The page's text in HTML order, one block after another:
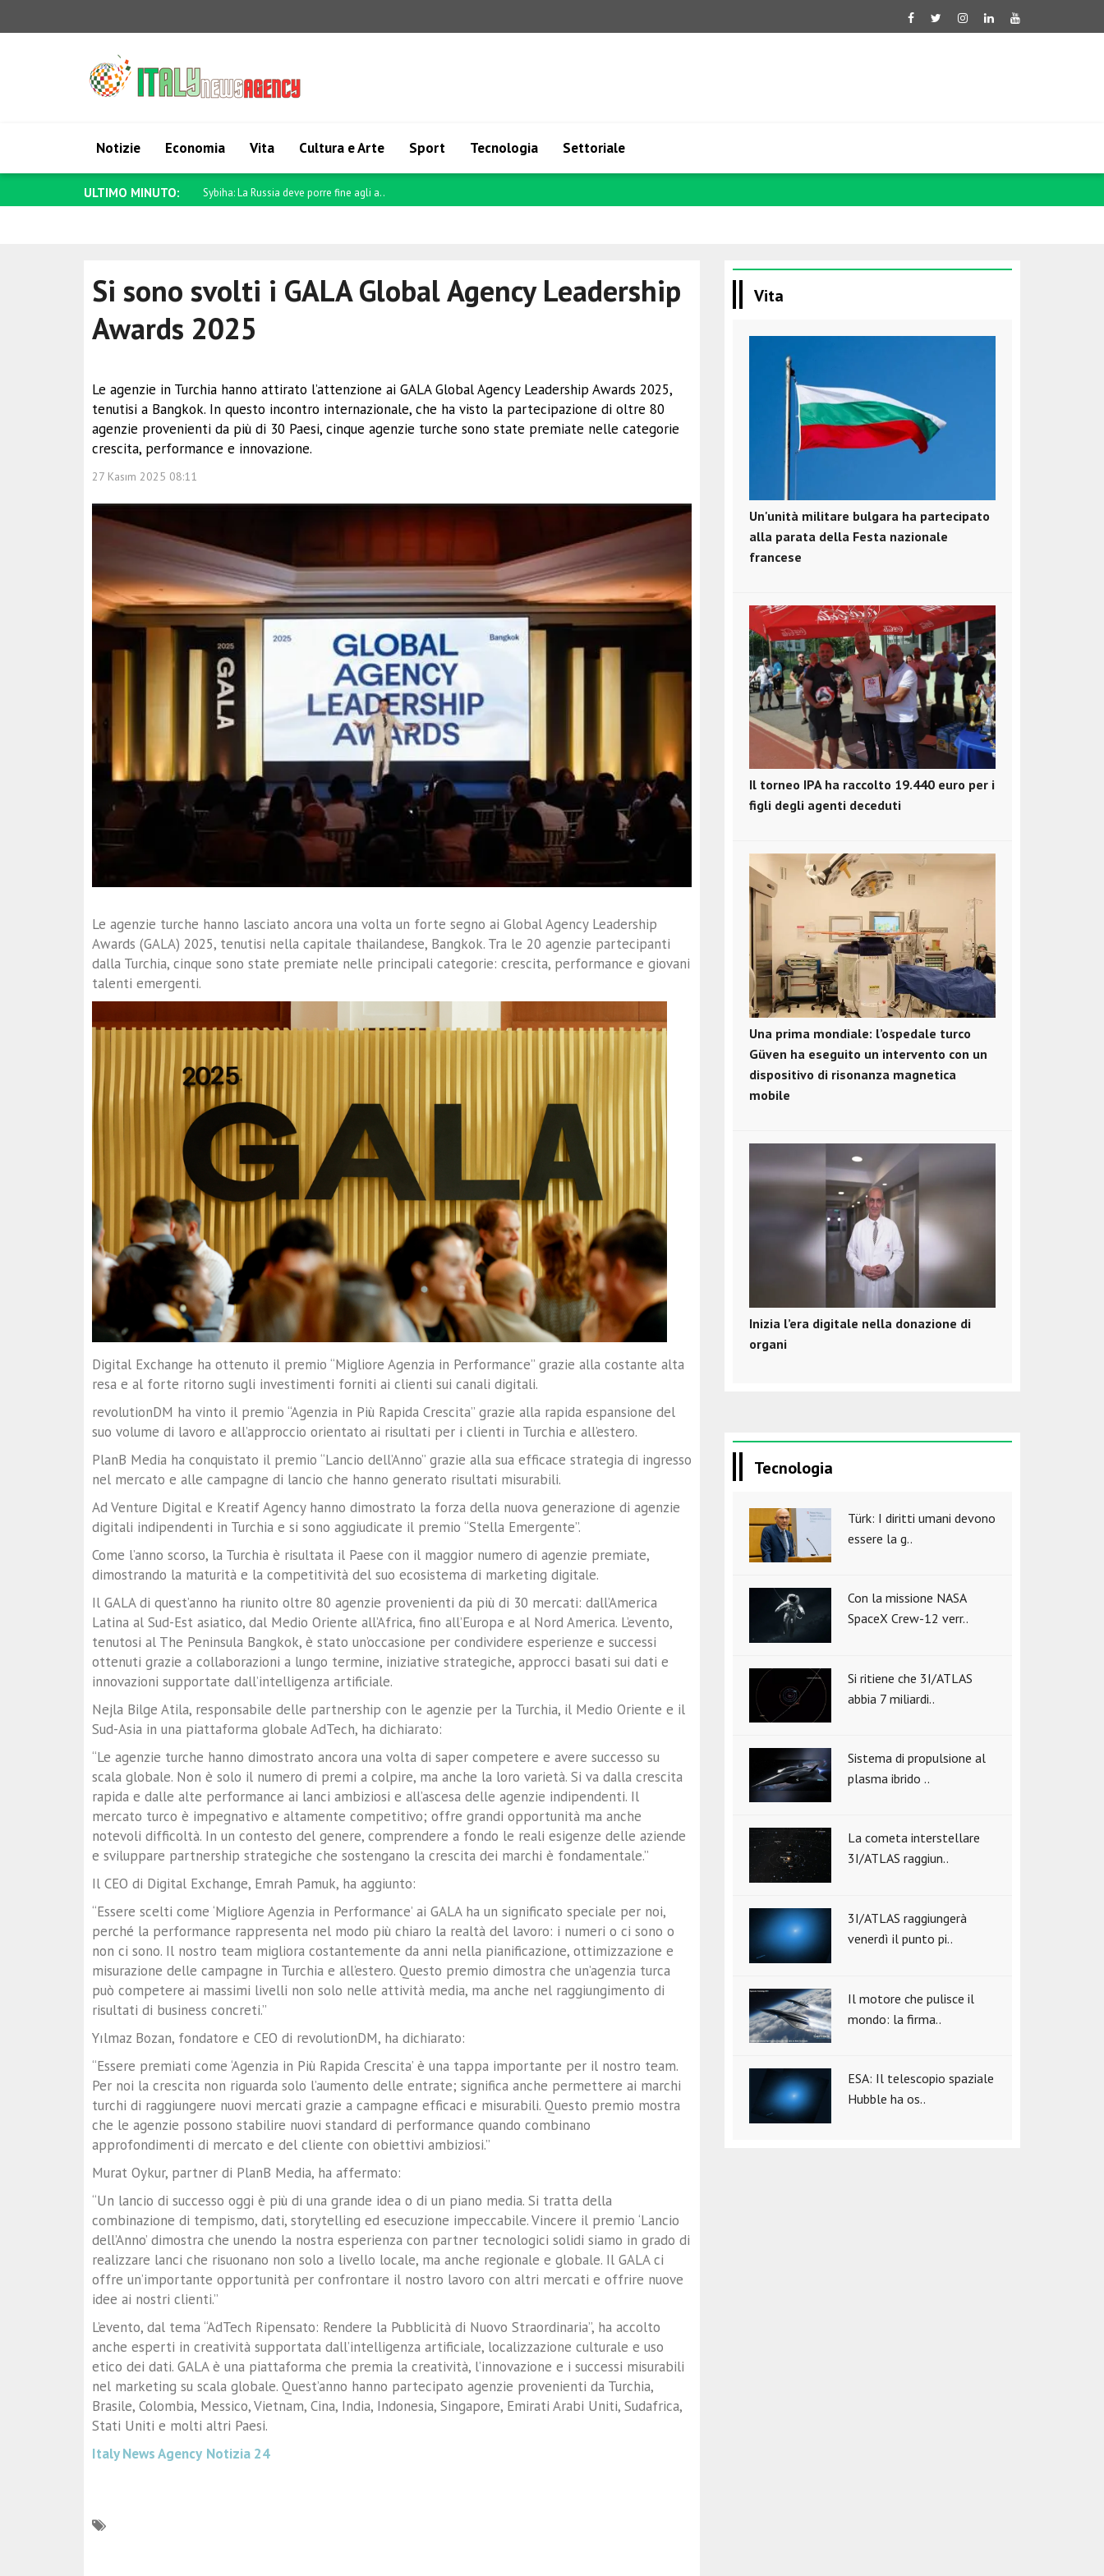
Notizie Economia Vita Cultura e Arte Sport Tecnologia Settoriale
ULTIMO MINUTO: Sybiha: La Russia deve porre fine agli a..
Si sono svolti i GALA Global Agency Leadership
Awards 2025
Le agenzie in Turchia hanno attirato l’attenzione ai GALA Global Agency Leadership Awards 2025,
tenutisi a Bangkok. In questo incontro internazionale, che ha visto la partecipazione di oltre 80
agenzie provenienti da più di 30 Paesi, cinque agenzie turche sono state premiate nelle categorie
crescita, performance e innovazione.
27 Kasım 2025 08:11
Le agenzie turche hanno lasciato ancora una volta un forte segno ai Global Agency Leadership
Awards (GALA) 2025, tenutisi nella capitale thailandese, Bangkok. Tra le 20 agenzie partecipanti
dalla Turchia, cinque sono state premiate nelle principali categorie: crescita, performance e giovani
talenti emergenti.
Digital Exchange ha ottenuto il premio “Migliore Agenzia in Performance” grazie alla costante alta
resa e al forte ritorno sugli investimenti forniti ai clienti sui canali digitali.
revolutionDM ha vinto il premio “Agenzia in Più Rapida Crescita” grazie alla rapida espansione del
suo volume di lavoro e all’approccio orientato ai risultati per i clienti in Turchia e all’estero.
PlanB Media ha conquistato il premio “Lancio dell’Anno” grazie alla sua efficace strategia di ingresso
nel mercato e alle campagne di lancio che hanno generato risultati misurabili.
Ad Venture Digital e Kreatif Agency hanno dimostrato la forza della nuova generazione di agenzie
digitali indipendenti in Turchia e si sono aggiudicate il premio “Stella Emergente”.
Come l’anno scorso, la Turchia è risultata il Paese con il maggior numero di agenzie premiate,
dimostrando la maturità e la competitività del suo ecosistema di marketing digitale.
Il GALA di quest’anno ha riunito oltre 80 agenzie provenienti da più di 30 mercati: dall’America
Latina al Sud-Est asiatico, dal Medio Oriente all’Africa, fino all’Europa e al Nord America. L’evento,
tenutosi al The Peninsula Bangkok, è stato un’occasione per condividere esperienze e successi
ottenuti grazie a collaborazioni a lungo termine, iniziative strategiche, approcci basati sui dati e
innovazioni supportate dall’intelligenza artificiale.
Nejla Bilge Atila, responsabile delle partnership con le agenzie per la Turchia, il Medio Oriente e il
Sud-Asia in una piattaforma globale AdTech, ha dichiarato:
“Le agenzie turche hanno dimostrato ancora una volta di saper competere e avere successo su
scala globale. Non è solo il numero di premi a colpire, ma anche la loro varietà. Si va dalla crescita
rapida e dalle alte performance ai lanci ambiziosi e all’ascesa delle agenzie indipendenti. Il
mercato turco è impegnativo e altamente competitivo; offre grandi opportunità ma anche
notevoli difficoltà. In un contesto del genere, comprendere a fondo le reali esigenze delle aziende
e sviluppare partnership strategiche che sostengano la crescita dei marchi è fondamentale.”
Il CEO di Digital Exchange, Emrah Pamuk, ha aggiunto:
“Essere scelti come ‘Migliore Agenzia in Performance’ ai GALA ha un significato speciale per noi,
perché la performance rappresenta nel modo più chiaro la realtà del lavoro: i numeri o ci sono o
non ci sono. Il nostro team migliora costantemente da anni nella pianificazione, ottimizzazione e
misurazione delle campagne in Turchia e all’estero. Questo premio dimostra che un’agenzia turca
può competere ai massimi livelli non solo nelle attività media, ma anche nel raggiungimento di
risultati di business concreti.”
Yılmaz Bozan, fondatore e CEO di revolutionDM, ha dichiarato:
“Essere premiati come ‘Agenzia in Più Rapida Crescita’ è una tappa importante per il nostro team.
Per noi la crescita non riguarda solo l’aumento delle entrate; significa anche permettere ai marchi
turchi di raggiungere nuovi mercati grazie a campagne efficaci e misurabili. Questo premio mostra
che le agenzie possono stabilire nuovi standard di performance quando combinano
approfondimenti di mercato e del cliente con obiettivi ambiziosi.”
Murat Oykur, partner di PlanB Media, ha affermato:
“Un lancio di successo oggi è più di una grande idea o di un piano media. Si tratta della
combinazione di tempismo, dati, storytelling ed esecuzione impeccabile. Vincere il premio ‘Lancio
dell’Anno’ dimostra che unendo la nostra esperienza con partner tecnologici solidi siamo in grado di
realizzare lanci che risuonano non solo a livello locale, ma anche regionale e globale. Il GALA ci
offre un’importante opportunità per confrontare il nostro lavoro con altri mercati e offrire nuove
idee ai nostri clienti.”
L’evento, dal tema “AdTech Ripensato: Rendere la Pubblicità di Nuovo Straordinaria”, ha accolto
anche esperti in creatività supportata dall’intelligenza artificiale, localizzazione culturale e uso
etico dei dati. GALA è una piattaforma che premia la creatività, l’innovazione e i successi misurabili
nel marketing su scala globale. Quest’anno hanno partecipato agenzie provenienti da Turchia,
Brasile, Colombia, Messico, Vietnam, Cina, India, Indonesia, Singapore, Emirati Arabi Uniti, Sudafrica,
Stati Uniti e molti altri Paesi.
Italy News Agency Notizia 24
Vita
Un'unità militare bulgara ha partecipato
alla parata della Festa nazionale
francese
Il torneo IPA ha raccolto 19.440 euro per i
figli degli agenti deceduti
Una prima mondiale: l’ospedale turco
Güven ha eseguito un intervento con un
dispositivo di risonanza magnetica
mobile
Inizia l’era digitale nella donazione di
organi
Tecnologia
Türk: I diritti umani devono
essere la g..
Con la missione NASA
SpaceX Crew-12 verr..
Si ritiene che 3I/ATLAS
abbia 7 miliardi..
Sistema di propulsione al
plasma ibrido ..
La cometa interstellare
3I/ATLAS raggiun..
3I/ATLAS raggiungerà
venerdì il punto pi..
Il motore che pulisce il
mondo: la firma..
ESA: Il telescopio spaziale
Hubble ha os..